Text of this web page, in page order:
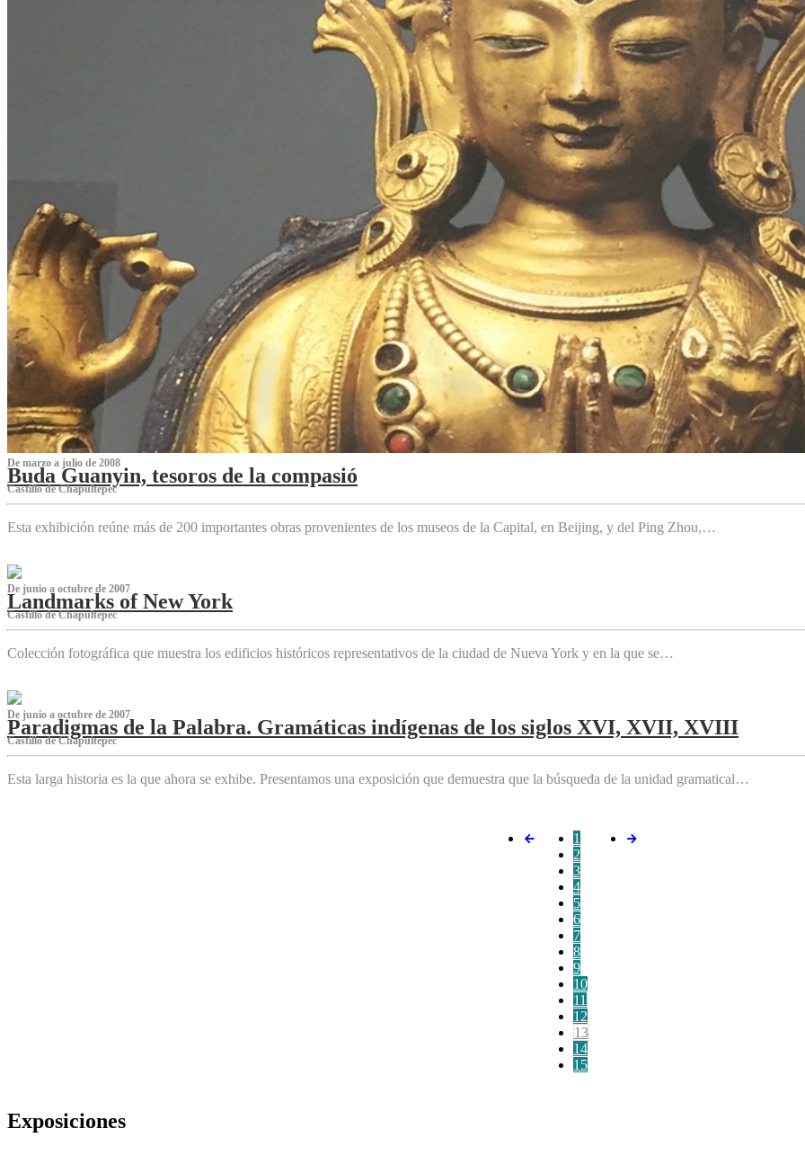
De marzo a julio de 2008
Buda Guanyin, tesoros de la compasió
Castillo de Chapultepec
Esta exhibición reúne más de 200 importantes obras provenientes de los museos de la Capital, en Beijing, y del Ping Zhou,…
De junio a octubre de 2007
Landmarks of New York
Castillo de Chapultepec
Colección fotográfica que muestra los edificios históricos representativos de la ciudad de Nueva York y en la que se…
De junio a octubre de 2007
Paradigmas de la Palabra. Gramáticas indígenas de los siglos XVI, XVII, XVIII
Castillo de Chapultepec
Esta larga historia es la que ahora se exhibe. Presentamos una exposición que demuestra que la búsqueda de la unidad gramatical…
1
2
3
4
5
6
7
8
9
10
11
12
13
14
15
Exposiciones